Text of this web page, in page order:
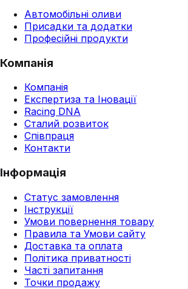
Автомобільні оливи
Присадки та додатки
Професійні продукти
Компанія
Компанія
Експертиза та Іновації
Racing DNA
Сталий розвиток
Співпраця
Контакти
Інформація
Статус замовлення
Інструкції
Умови повернення товару
Правила та Умови сайту
Доставка та оплата
Політика приватності
Часті запитання
Точки продажу